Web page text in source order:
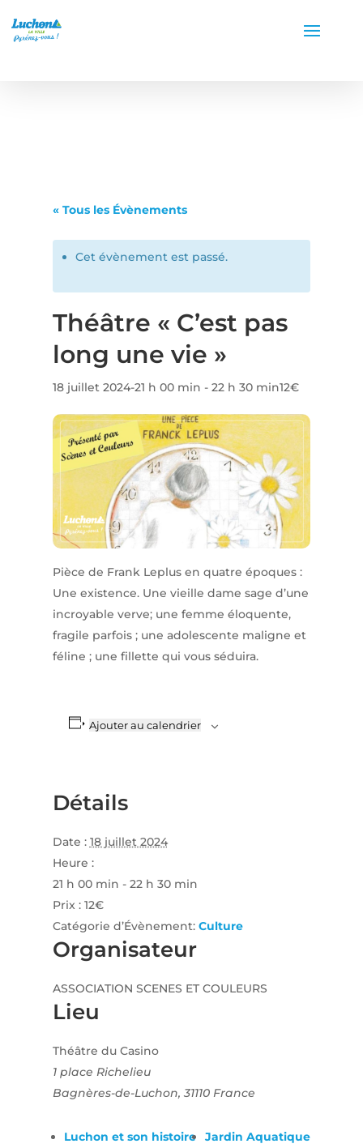
« Tous les Évènements
Cet évènement est passé.
Théâtre « C’est pas
long une vie »
18 juillet 2024-21 h 00 min - 22 h 30 min12€
Pièce de Frank Leplus en quatre époques :
Une existence. Une vieille dame sage d’une
incroyable verve; une femme éloquente,
fragile parfois ; une adolescente maligne et
féline ; une fillette qui vous séduira.
Ajouter au calendrier
Détails
Date : 18 juillet 2024
Heure :
21 h 00 min - 22 h 30 min
Prix : 12€
Catégorie d’Évènement: Culture
Lieu
Théâtre du Casino
1 place Richelieu
Bagnères-de-Luchon, 31110 France
Organisateur
ASSOCIATION SCENES ET COULEURS
Luchon et son histoire Jardin Aquatique